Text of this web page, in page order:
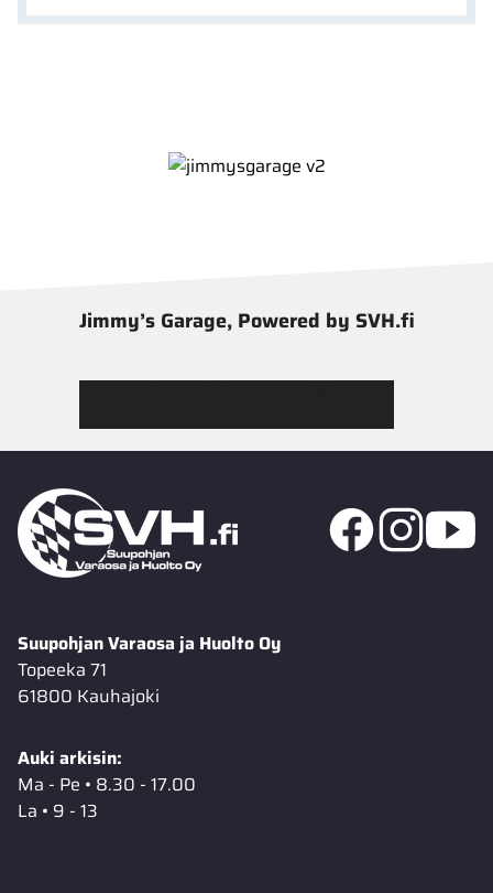
Jimmy’s Garage, Powered by SVH.fi
Suupohjan Varaosa ja Huolto Oy
Topeeka 71
61800 Kauhajoki
Auki arkisin:
Ma - Pe • 8.30 - 17.00
La • 9 - 13